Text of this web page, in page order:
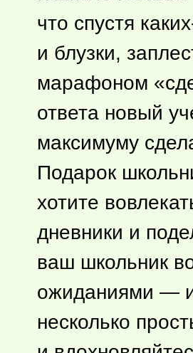
что спустя
и блузки,
марафоном
ответа новый
максимуму
Подарок
хотите
дневники и
ваш школьник
ожиданиями — и
несколько